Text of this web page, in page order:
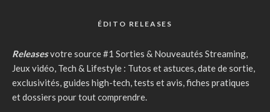
ÉDITO RELEASES
Releasesvotre source #1 Sorties & Nouveautés Streaming,
Jeux vidéo, Tech & Lifestyle : Tutos et astuces, date de sortie,
exclusivités, guides high-tech, tests et avis, fiches pratiques
et dossiers pour tout comprendre.